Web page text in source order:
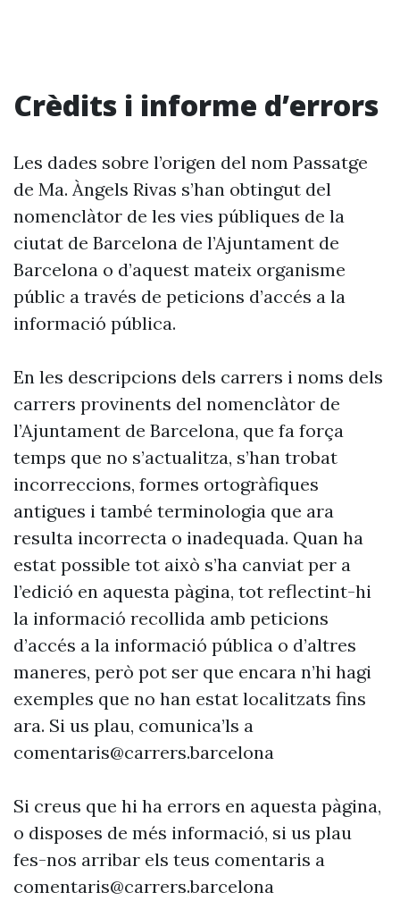
Crèdits i informe d’errors
Les dades sobre l’origen del nom Passatge
de Ma. Àngels Rivas s’han obtingut del
nomenclàtor de les vies públiques de la
ciutat de Barcelona de l’Ajuntament de
Barcelona o d’aquest mateix organisme
públic a través de peticions d’accés a la
informació pública.
En les descripcions dels carrers i noms dels
carrers provinents del nomenclàtor de
l’Ajuntament de Barcelona, que fa força
temps que no s’actualitza, s’han trobat
incorreccions, formes ortogràfiques
antigues i també terminologia que ara
resulta incorrecta o inadequada. Quan ha
estat possible tot això s’ha canviat per a
l’edició en aquesta pàgina, tot reflectint-hi
la informació recollida amb peticions
d’accés a la informació pública o d’altres
maneres, però pot ser que encara n’hi hagi
exemples que no han estat localitzats fins
ara. Si us plau, comunica’ls a
comentaris@carrers.barcelona
Si creus que hi ha errors en aquesta pàgina,
o disposes de més informació, si us plau
fes-nos arribar els teus comentaris a
comentaris@carrers.barcelona